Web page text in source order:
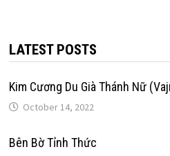
LATEST POSTS
Kim Cương Du Già Thánh Nữ
October 14, 2022
Bên Bờ Tỉnh Thức